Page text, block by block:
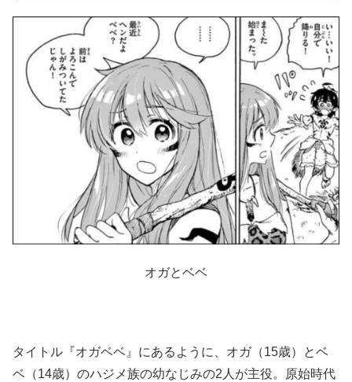
オガとベベ
タイトル『オガベベ』にあるように、オガ（15歳）とベ
ベ（14歳）のハジメ族の幼なじみの2人が主役。原始時代